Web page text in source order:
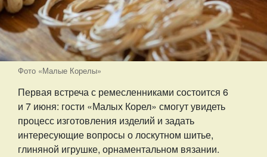
Фото «Малые Корелы»
Первая встреча с ремесленниками состоится 6
и 7 июня: гости «Малых Корел» смогут увидеть
процесс изготовления изделий и задать
интересующие вопросы о лоскутном шитье,
глиняной игрушке, орнаментальном вязании.